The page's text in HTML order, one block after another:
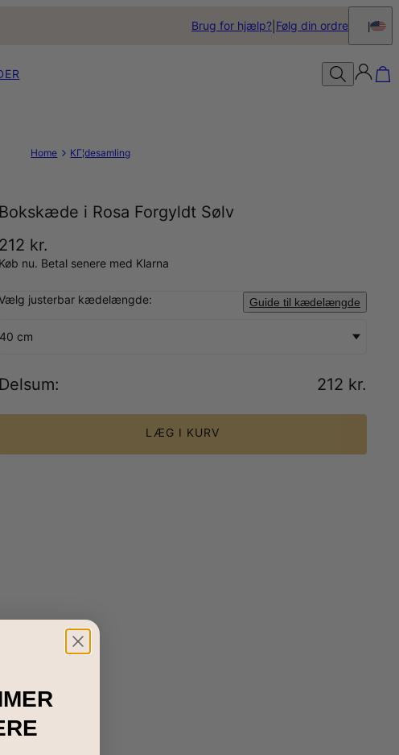
Brug for hjælp? Følg din ordre
Home KГ¦desamling
Bokskæde i Rosa Forgyldt Sølv
212 kr.
Køb nu. Betal senere med Klarna
justerbar kædelængde: Guide til kædelængde
40 cm
Delsum: 212 kr.
LÆG I KURV